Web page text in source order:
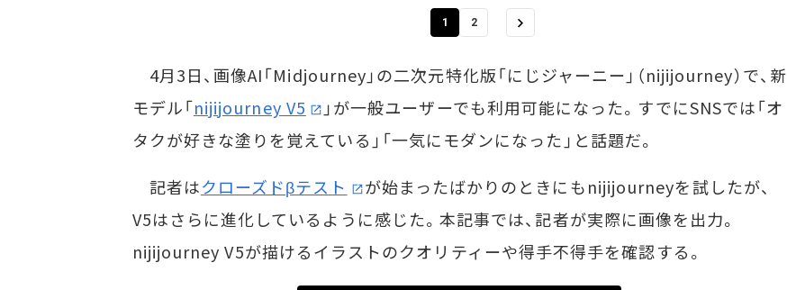
1 2
4月3日、画像AI「Midjourney」の二次元特化版「にじジャーニー」（nijijourney）で、新
モデル「nijijourney V5
」が一般ユーザーでも利用可能になった。すでにSNSでは「オ
タクが好きな塗りを覚えている」「一気にモダンになった」と話題だ。
記者はクローズドβテスト
が始まったばかりのときにもnijijourneyを試したが、
V5はさらに進化しているように感じた。本記事では、記者が実際に画像を出力。
nijijourney V5が描けるイラストのクオリティーや得手不得手を確認する。